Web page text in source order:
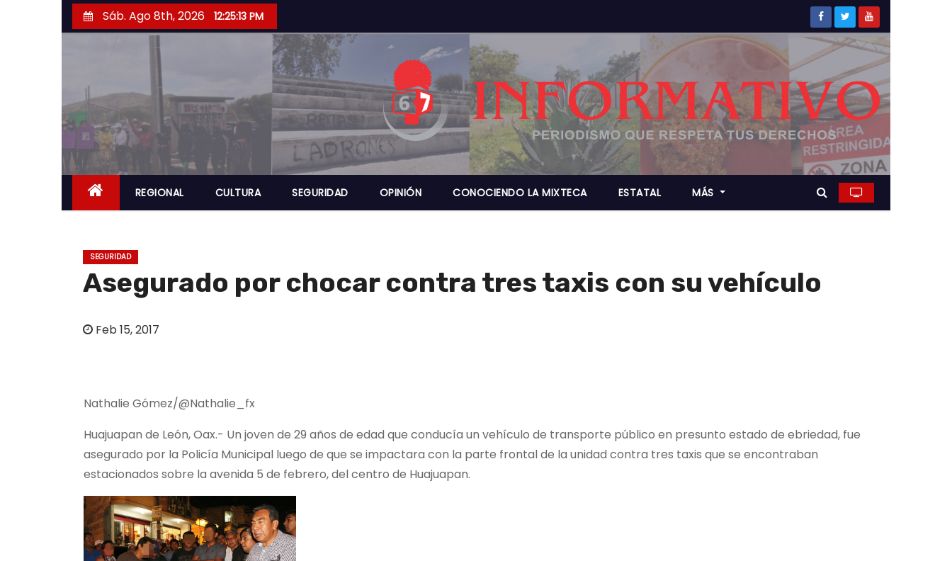
a
r
a
l
n
Sáb. Ago 8th, 2026 12:25:14 PM
REGIONAL CULTURA SEGURIDAD OPINIÓN CONOCIENDO LA MIXTECA ESTATAL MÁS
SEGURIDAD
Asegurado por chocar contra tres taxis con su vehículo
Feb 15, 2017
Nathalie Gómez/@Nathalie_fx
Huajuapan de León, Oax.- Un joven de 29 años de edad que conducía un vehículo de transporte público en presunto estado de ebriedad, fue
asegurado por la Policía Municipal luego de que se impactara con la parte frontal de la unidad contra tres taxis que se encontraban
estacionados sobre la avenida 5 de febrero, del centro de Huajuapan.